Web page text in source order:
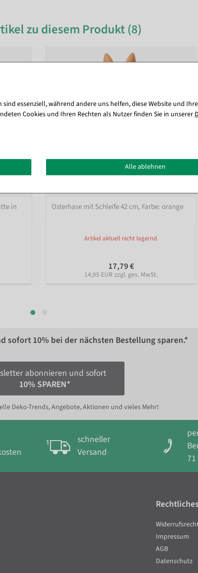
zu diesem Produkt (8)
in
Osterhase mit Schleife 42 cm, Farbe: orange
Artikel aktuell nicht lagernd.
17,79 €
14,95 EUR zzgl. ges. MwSt.
sofort10% bei der nächsten Bestellung sparen.*
abonnieren und sofort
10% SPAREN*
Deko-Trends, Angebote, Aktionen und vieles Mehr!
schneller
Versand
71
essenziell, während andere uns helfen, diese Website und
Cookies und Ihren Rechten als Nutzer finden Sie in unserer
Alle ablehnen
Rechtliches
Impressum
AGB
Datenschutz